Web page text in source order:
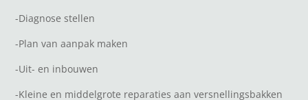
-Diagnose stellen
-Plan van aanpak maken
-Uit- en inbouwen
-Kleine en middelgrote reparaties aan versnellingsbakken